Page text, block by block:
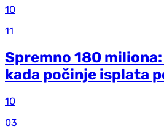
10
11
Spremno 180
kada počinje isplata
10
03